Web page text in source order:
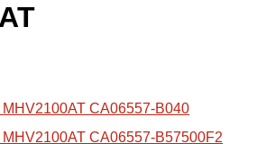
CA06557-B040
CA06557-B57500F2